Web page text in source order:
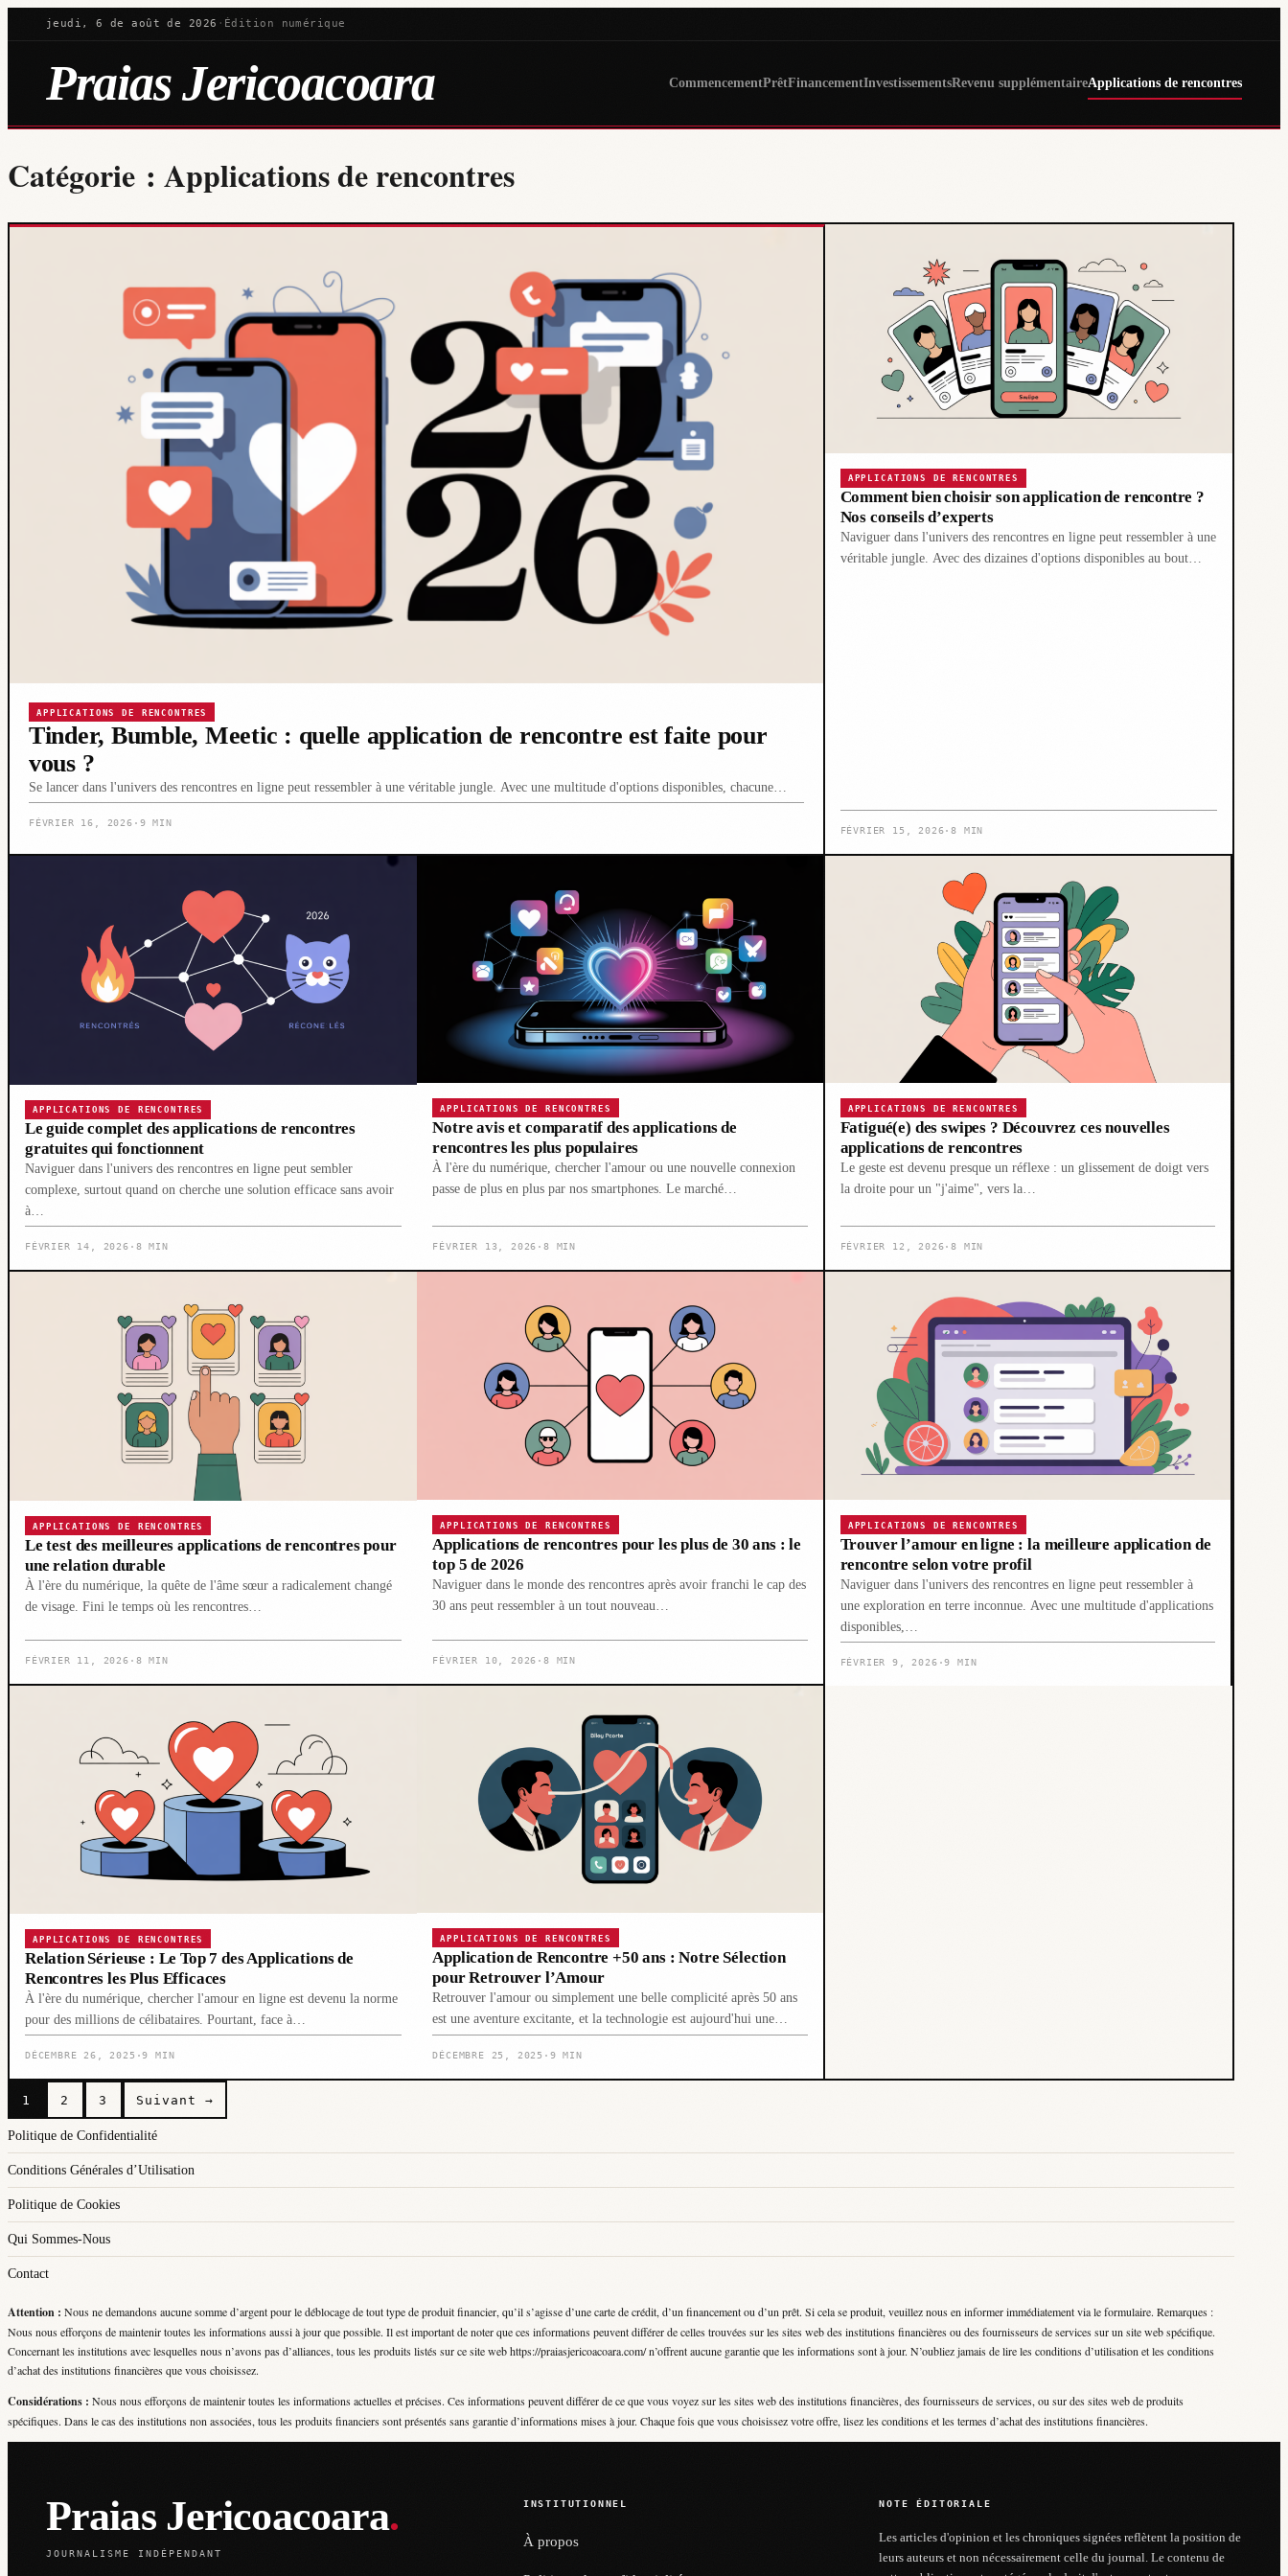
jeudi, 6 de août de 2026 · Édition numérique
Praias Jericoacoara CommencementPrêtFinancementInvestissementsRevenu supplémentaireApplications de rencontres
Catégorie : Applications de rencontres
APPLICATIONS DE RENCONTRES
Tinder, Bumble, Meetic : quelle application de rencontre est faite pour
vous ?
Se lancer dans l'univers des rencontres en ligne peut ressembler à une véritable jungle. Avec une multitude d'options disponibles, chacune…
FÉVRIER 16, 2026 · 9 MIN
APPLICATIONS DE RENCONTRES
Comment bien choisir son application de rencontre ?
Nos conseils d’experts
Naviguer dans l'univers des rencontres en ligne peut ressembler à une
véritable jungle. Avec des dizaines d'options disponibles au bout…
FÉVRIER 15, 2026·8 MIN
APPLICATIONS DE RENCONTRES
Le guide complet des applications de rencontres
gratuites qui fonctionnent
Naviguer dans l'univers des rencontres en ligne peut sembler
complexe, surtout quand on cherche une solution efficace sans avoir
à…
FÉVRIER 14, 2026 · 8 MIN
APPLICATIONS DE RENCONTRES
Notre avis et comparatif des applications de
rencontres les plus populaires
À l'ère du numérique, chercher l'amour ou une nouvelle connexion
passe de plus en plus par nos smartphones. Le marché…
FÉVRIER 13, 2026 · 8 MIN
APPLICATIONS DE RENCONTRES
Fatigué(e) des swipes ? Découvrez ces nouvelles
applications de rencontres
Le geste est devenu presque un réflexe : un glissement de doigt vers
la droite pour un "j'aime", vers la…
FÉVRIER 12, 2026·8 MIN
APPLICATIONS DE RENCONTRES
Le test des meilleures applications de rencontres pour
une relation durable
À l'ère du numérique, la quête de l'âme sœur a radicalement changé
de visage. Fini le temps où les rencontres…
FÉVRIER 11, 2026 · 8 MIN
APPLICATIONS DE RENCONTRES
Applications de rencontres pour les plus de 30 ans : le
top 5 de 2026
Naviguer dans le monde des rencontres après avoir franchi le cap des
30 ans peut ressembler à un tout nouveau…
FÉVRIER 10, 2026 · 8 MIN
APPLICATIONS DE RENCONTRES
Trouver l’amour en ligne : la meilleure application de
rencontre selon votre profil
Naviguer dans l'univers des rencontres en ligne peut ressembler à
une exploration en terre inconnue. Avec une multitude d'applications
disponibles,…
FÉVRIER 9, 2026 ·9 MIN
APPLICATIONS DE RENCONTRES
Relation Sérieuse : Le Top 7 des Applications de
Rencontres les Plus Efficaces
À l'ère du numérique, chercher l'amour en ligne est devenu la norme
pour des millions de célibataires. Pourtant, face à…
DÉCEMBRE 26, 2025 ·9 MIN
APPLICATIONS DE RENCONTRES
Application de Rencontre +50 ans : Notre Sélection
pour Retrouver l’Amour
Retrouver l'amour ou simplement une belle complicité après 50 ans
est une aventure excitante, et la technologie est aujourd'hui une…
DÉCEMBRE 25, 2025 · 9 MIN
Pagination
des
publications
1 2 3 Suivant →
Politique de Confidentialité
Conditions Générales d’Utilisation
Politique de Cookies
Qui Sommes-Nous
Contact
Attention : Nous ne demandons aucune somme d’argent pour le déblocage de tout type de produit financier, qu’il s’agisse d’une carte de crédit, d’un financement ou d’un prêt. Si cela se produit, veuillez nous en informer immédiatement via le formulaire. Remarques :
Nous nous efforçons de maintenir toutes les informations aussi à jour que possible. Il est important de noter que ces informations peuvent différer de celles trouvées sur les sites web des institutions financières ou des fournisseurs de services sur un site web spécifique.
Concernant les institutions avec lesquelles nous n’avons pas d’alliances, tous les produits listés sur ce site web https://praiasjericoacoara.com/ n’offrent aucune garantie que les informations sont à jour. N’oubliez jamais de lire les conditions d’utilisation et les conditions
d’achat des institutions financières que vous choisissez.
Considérations : Nous nous efforçons de maintenir toutes les informations actuelles et précises. Ces informations peuvent différer de ce que vous voyez sur les sites web des institutions financières, des fournisseurs de services, ou sur des sites web de produits
spécifiques. Dans le cas des institutions non associées, tous les produits financiers sont présentés sans garantie d’informations mises à jour. Chaque fois que vous choisissez votre offre, lisez les conditions et les termes d’achat des institutions financières.
Praias Jericoacoara.
JOURNALISME INDÉPENDANT
INSTITUTIONNEL
À propos
NOTE ÉDITORIALE
Les articles d'opinion et les chroniques signées reflètent la position de
leurs auteurs et non nécessairement celle du journal. Le contenu de